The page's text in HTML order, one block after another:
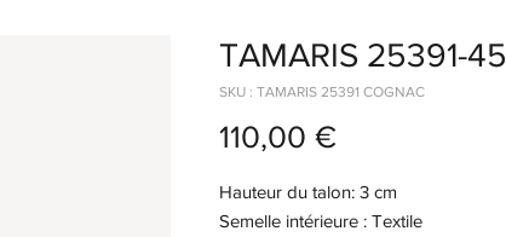
TAMARIS 25391-45
SKU : TAMARIS 25391 COGNAC
110,00 €Prix
Hauteur du talon: 3 cm
Semelle intérieure : Textile